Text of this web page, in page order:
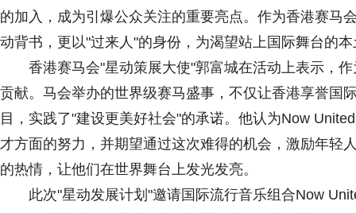
的加入，成为引爆公众关注的重要亮点。作为香港赛马
动背书，更以"过来人"的身份，为渴望站上国际舞台的
香港赛马会"星动策展大使"郭富城在活动上表示，作
贡献。马会举办的世界级赛马盛事，不仅让香港享誉国
目，实践了"建设更美好社会"的承诺。他认为Now
才方面的努力，并期望通过这次难得的机会，激励年轻
的热情，让他们在世界舞台上发光发亮。
此次"星动发展计划"邀请国际流行音乐组合Now